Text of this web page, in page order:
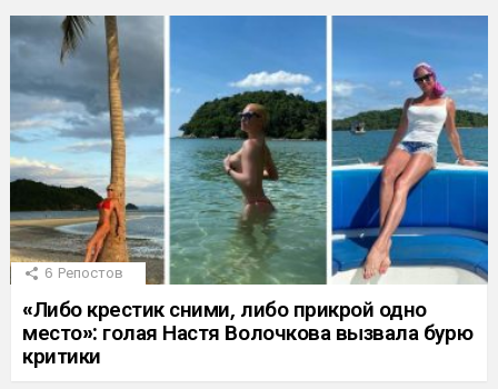
6 Репостов
«Либо крестик сними, либо прикрой одно
место»: голая Настя Волочкова вызвала бурю
критики